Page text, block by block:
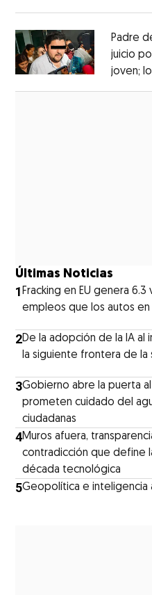
Padre
juicio
joven;
Últimas Noticias
1Fracking en EU genera 6.3
empleos que los autos
2De la adopción de la IA al
la siguiente frontera de la
3Gobierno abre la puerta al
prometen cuidado del
ciudadanas
4Muros afuera,
contradicción que define
década tecnológica
5Geopolítica e inteligencia